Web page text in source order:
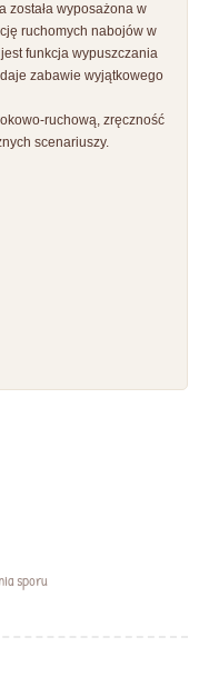
została wyposażona w
ruchomych nabojów w
funkcja wypuszczania
zabawie wyjątkowego
ruchową, zręczność
scenariuszy.
sporu